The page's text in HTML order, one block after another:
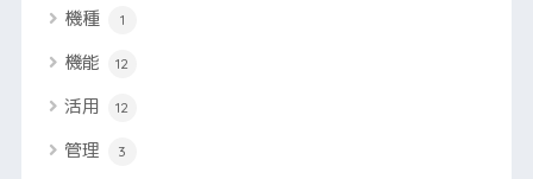
機種 1
機能 12
活用 12
管理 3